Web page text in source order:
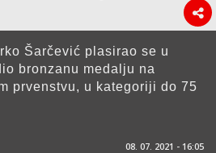
Šarčević plasirao se u
bronzanu medalju na
prvenstvu, u kategoriji do 75
08. 07. 2021 - 16:05